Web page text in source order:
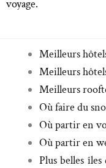
voyage.
Meilleurs
Meilleurs
Meilleurs
Où faire du
Où partir en
Où partir en
Plus belles